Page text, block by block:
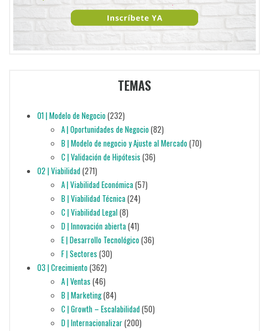
TEMAS
01 | Modelo de Negocio(232)
A | Oportunidades de Negocio(82)
B | Modelo de negocio y Ajuste al Mercado(70)
C | Validación de Hipótesis (36)
02 | Viabilidad(271)
A | Viabilidad Económica(57)
B | Viabilidad Técnica(24)
C | Viabilidad Legal(8)
D | Innovación abierta(41)
E | Desarrollo Tecnológico(36)
F | Sectores (30)
03 | Crecimiento(362)
A | Ventas (46)
B | Marketing(84)
C | Growth – Escalabilidad(50)
D | Internacionalizar(200)